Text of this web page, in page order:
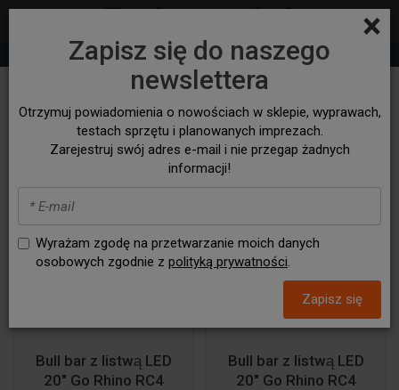
×
Zapisz się do naszego
newslettera
Otrzymuj powiadomienia o nowościach w sklepie, wyprawach,
testach sprzętu i planowanych imprezach.
Zarejestruj swój adres e-mail i nie przegap żadnych
informacji!
Wyrażam zgodę na przetwarzanie moich danych
osobowych zgodnie z polityką prywatności.
Zapisz się
+48 530 932 305 sklep@bezasfaltu4x4.com
Nadwozie > Bull bary
Bull bar z listwą LED
20" Go Rhino RC4
Bull bar z listwą LED
20" Go Rhino RC4